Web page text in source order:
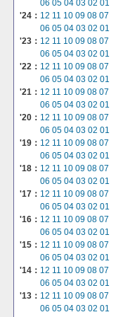
06 05 04 03 02 01
'24： 12 11 10 09 08 07
06 05 04 03 02 01
'23： 12 11 10 09 08 07
06 05 04 03 02 01
'22： 12 11 10 09 08 07
06 05 04 03 02 01
'21： 12 11 10 09 08 07
06 05 04 03 02 01
'20： 12 11 10 09 08 07
06 05 04 03 02 01
'19： 12 11 10 09 08 07
06 05 04 03 02 01
'18： 12 11 10 09 08 07
06 05 04 03 02 01
'17： 12 11 10 09 08 07
06 05 04 03 02 01
'16： 12 11 10 09 08 07
06 05 04 03 02 01
'15： 12 11 10 09 08 07
06 05 04 03 02 01
'14： 12 11 10 09 08 07
06 05 04 03 02 01
'13： 12 11 10 09 08 07
06 05 04 03 02 01